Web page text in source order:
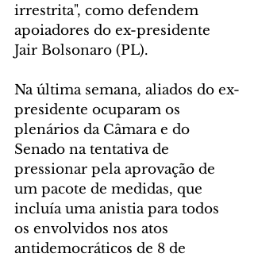
irrestrita", como defendem
apoiadores do ex-presidente
Jair Bolsonaro (PL).
Na última semana, aliados do ex-
presidente ocuparam os
plenários da Câmara e do
Senado na tentativa de
pressionar pela aprovação de
um pacote de medidas, que
incluía uma anistia para todos
os envolvidos nos atos
antidemocráticos de 8 de